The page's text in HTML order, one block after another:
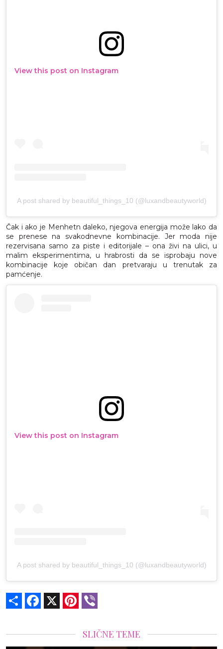
View this post on Instagram
A post shared by beautiful_things_10 (@luxandbeautyworld)
Čak i ako je Menhetn daleko, njegova energija može lako da
se prenese na svakodnevne kombinacije. Jer moda nije
rezervisana samo za piste i editorijale – ona živi na ulici, u
malim eksperimentima, u hrabrosti da se isprobaju nove
kombinacije koje običan dan pretvaraju u trenutak za
pamćenje.
View this post on Instagram
A post shared by beautiful_things_10 (@luxandbeautyworld)
Share Facebook Pinterest
SLIČNE TEME